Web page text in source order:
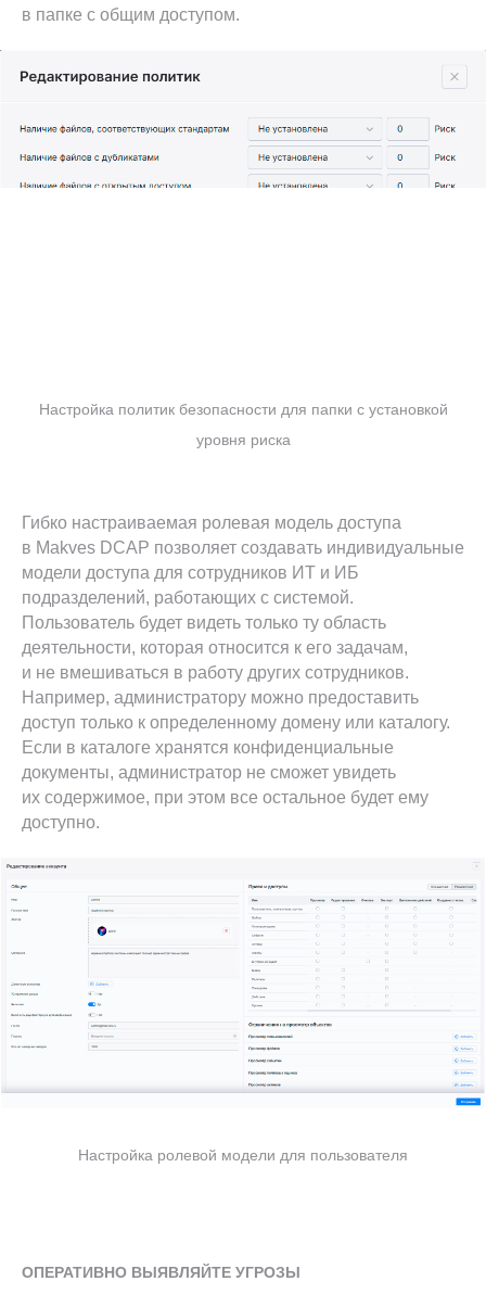
в папке с общим доступом.
Настройка политик безопасности для папки с установкой
уровня риска
Гибко настраиваемая ролевая модель доступа
в Makves DCAP позволяет создавать индивидуальные
модели доступа для сотрудников ИТ и ИБ
подразделений, работающих с системой.
Пользователь будет видеть только ту область
деятельности, которая относится к его задачам,
и не вмешиваться в работу других сотрудников.
Например, администратору можно предоставить
доступ только к определенному домену или каталогу.
Если в каталоге хранятся конфиденциальные
документы, администратор не сможет увидеть
их содержимое, при этом все остальное будет ему
доступно.
Настройка ролевой модели для пользователя
ОПЕРАТИВНО ВЫЯВЛЯЙТЕ УГРОЗЫ